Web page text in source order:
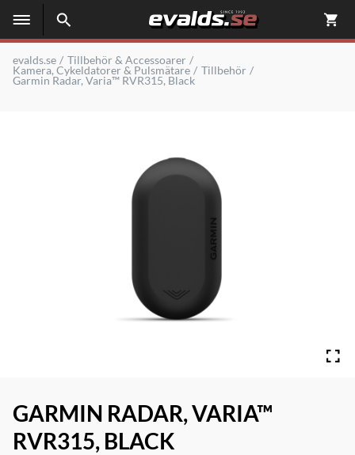
evalds.se
Tillbehör & Accessoarer
Kamera, Cykeldatorer & Pulsmätare
Tillbehör
Garmin Radar, Varia™ RVR315, Black
GARMIN RADAR, VARIA™
RVR315, BLACK